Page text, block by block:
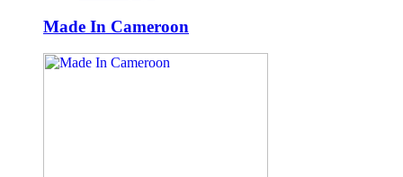
Made In Cameroon